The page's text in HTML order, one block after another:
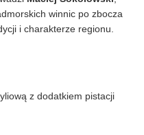
winnic po zbocza
i charakterze regionu.
z dodatkiem pistacji